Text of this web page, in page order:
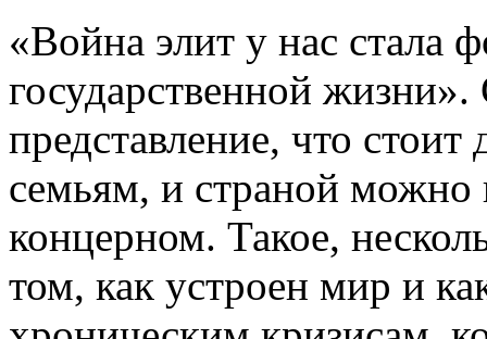
«Война элит у нас стала
государственной
представление, что
семьям, и страной можно
концерном. Такое,
том, как устроен мир и